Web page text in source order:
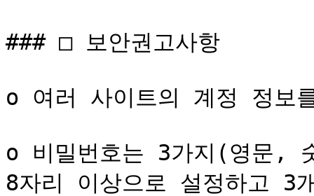
### □ 보안권고사항
o 여러 사이트의 계정 정보
o 비밀번호는 3가지(영문,
8자리 이상으로 설정하고 3